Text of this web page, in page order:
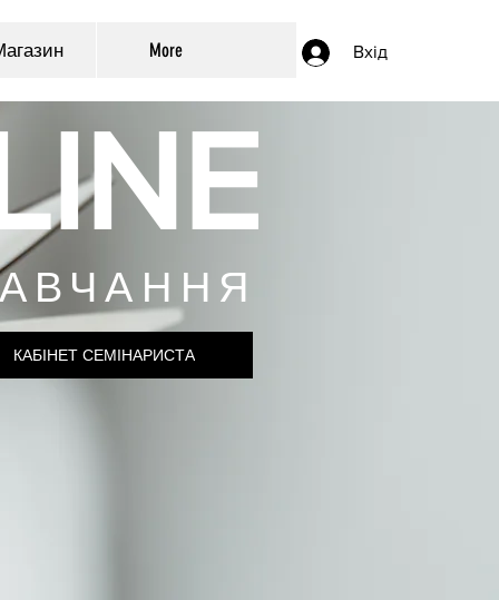
Вхід
More
КАБІНЕТ СЕМІНАРИСТА